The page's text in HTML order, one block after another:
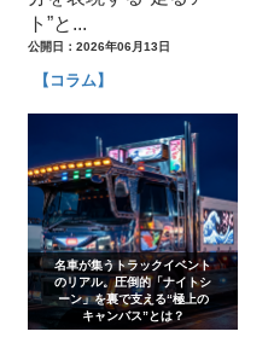
ト”と...
公開日：2026年06月13日
【コラム】
名車が集うトラックイベント
のリアル。圧倒的「ナイトシ
ーン」を裏で支える“極上の
キャンバス”とは？